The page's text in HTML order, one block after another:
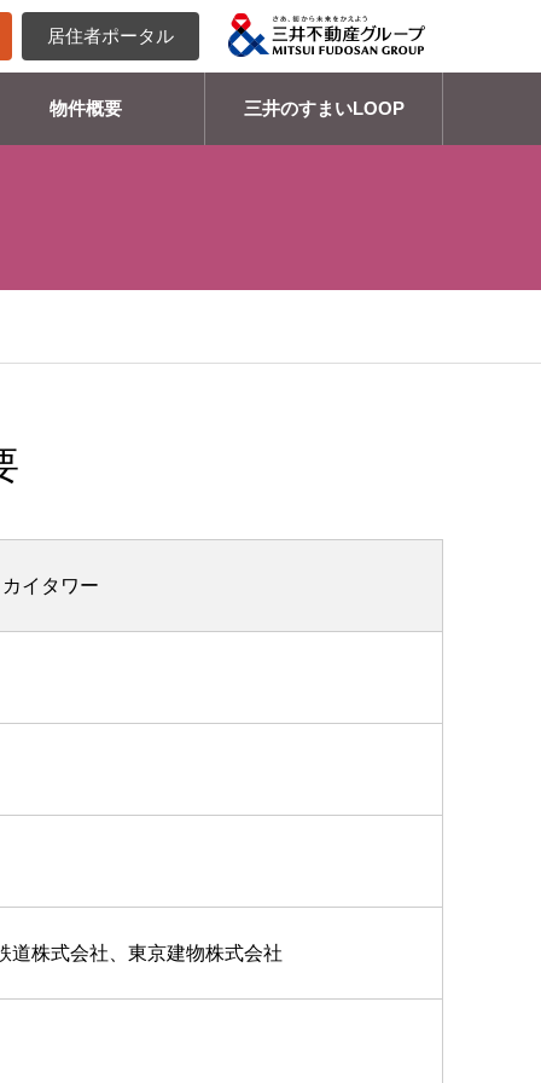
居住者ポータル
物件概要 三井のすまいLOOP
イタワー
道株式会社、東京建物株式会社